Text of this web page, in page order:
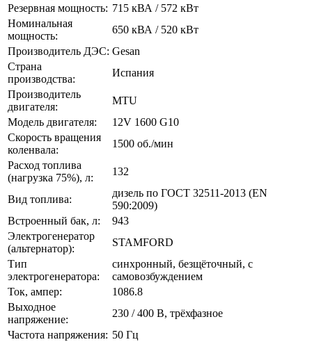
Резервная мощность: 715 кВА / 572 кВт
Номинальная
мощность:
650 кВА / 520 кВт
Производитель ДЭС: Gesan
Страна
производства:
Испания
Производитель
двигателя:
MTU
Модель двигателя:
12V 1600 G10
Скорость вращения
коленвала:
1500 об./мин
Расход топлива
(нагрузка 75%), л:
132
Вид топлива:
дизель по ГОСТ 32511-2013 (EN
590:2009)
Встроенный бак, л:
943
Электрогенератор
(альтернатор):
STAMFORD
Тип
электрогенератора:
синхронный, безщёточный, с
самовозбуждением
Ток, ампер:
1086.8
Выходное
напряжение:
230 / 400 В, трёхфазное
Частота напряжения: 50 Гц